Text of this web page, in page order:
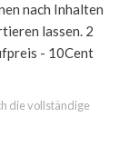
nach Inhalten
lassen. 2
- 10Cent
die vollständige